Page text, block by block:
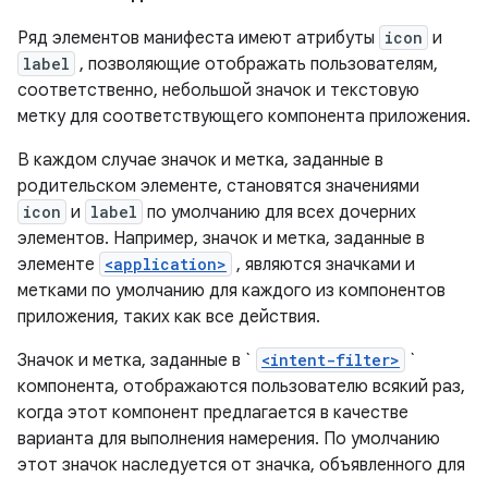
Ряд элементов манифеста имеют атрибуты icon и
label , позволяющие отображать пользователям,
соответственно, небольшой значок и текстовую
метку для соответствующего компонента приложения.
В каждом случае значок и метка, заданные в
родительском элементе, становятся значениями
icon и label по умолчанию для всех дочерних
элементов. Например, значок и метка, заданные в
элементе <application> , являются значками и
метками по умолчанию для каждого из компонентов
приложения, таких как все действия.
Значок и метка, заданные в `
<intent-filter> `
компонента, отображаются пользователю всякий раз,
когда этот компонент предлагается в качестве
варианта для выполнения намерения. По умолчанию
этот значок наследуется от значка, объявленного для